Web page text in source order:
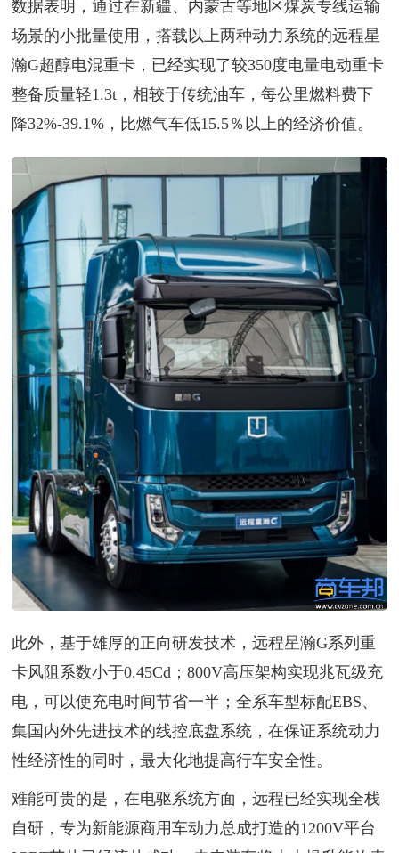
数据表明，通过在新疆、内蒙古等地区煤炭专线运输
场景的小批量使用，搭载以上两种动力系统的远程星
瀚G超醇电混重卡，已经实现了较350度电量电动重卡
整备质量轻1.3t，相较于传统油车，每公里燃料费下
降32%-39.1%，比燃气车低15.5％以上的经济价值。
此外，基于雄厚的正向研发技术，远程星瀚G系列重
卡风阻系数小于0.45Cd；800V高压架构实现兆瓦级充
电，可以使充电时间节省一半；全系车型标配EBS、
集国内外先进技术的线控底盘系统，在保证系统动力
性经济性的同时，最大化地提高行车安全性。
难能可贵的是，在电驱系统方面，远程已经实现全栈
自研，专为新能源商用车动力总成打造的1200V平台